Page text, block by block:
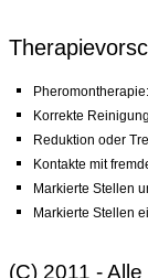
Korrekte
Reduktion oder
Kontakte mit
Markierte Stellen
Markierte Stellen
(C) 2011 -